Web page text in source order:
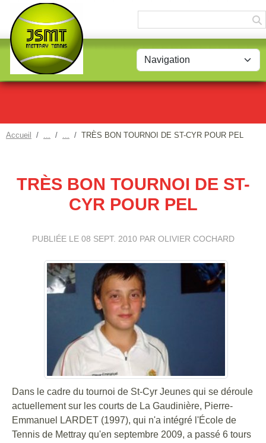
Accueil TRÈS BON TOURNOI DE ST-CYR POUR PEL
TRÈS BON TOURNOI DE ST-
CYR POUR PEL
PUBLIÉE LE 08 SEPT. 2010 PAR OLIVIER COCHARD
Dans le cadre du tournoi de St-Cyr Jeunes qui se déroule
actuellement sur les courts de La Gaudinière, Pierre-
Emmanuel LARDET (1997), qui n'a intégré l'École de
Tennis de Mettray qu'en septembre 2009, a passé 6 tours
Panneau de gestion des cookies